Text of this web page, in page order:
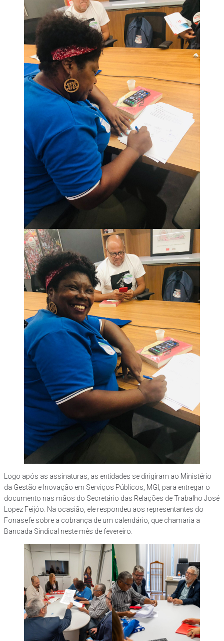
Logo após as assinaturas, as entidades se dirigiram ao Ministério
da Gestão e Inovação em Serviços Públicos, MGI, para entregar o
documento nas mãos do Secretário das Relações de Trabalho José
Lopez Feijóo. Na ocasião, ele respondeu aos representantes do
Fonasefe sobre a cobrança de um calendário, que chamaria a
Bancada Sindical neste mês de fevereiro.